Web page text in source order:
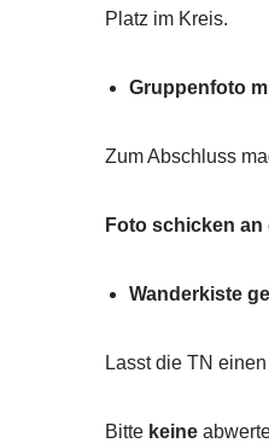
Platz im Kreis.
Gruppenfoto
Zum Abschluss
Foto schicken
Wanderkiste
Lasst die TN
Bitte keine